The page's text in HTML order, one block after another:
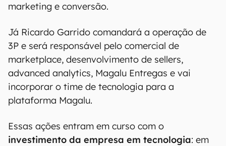
marketing e conversão.
Já Ricardo Garrido comandará a operação de
3P e será responsável pelo comercial de
marketplace, desenvolvimento de sellers,
advanced analytics, Magalu Entregas e vai
incorporar o time de tecnologia para a
plataforma Magalu.
Essas ações entram em curso com o
investimento da empresa em tecnologia: em